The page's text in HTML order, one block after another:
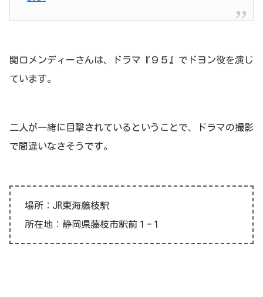
関口メンディーさんは、ドラマ『９５』でドヨン役を演じ
ています。
二人が一緒に目撃されているということで、ドラマの撮影
で間違いなさそうです。
場所：JR東海藤枝駅
所在地：静岡県藤枝市駅前１ｰ１